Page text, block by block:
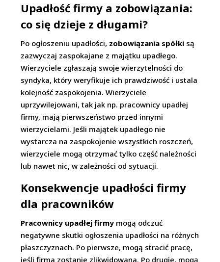
Upadłość firmy a zobowiązania:
co się dzieje z długami?
Po ogłoszeniu upadłości, zobowiązania spółki są
zazwyczaj zaspokajane z majątku upadłego.
Wierzyciele zgłaszają swoje wierzytelności do
syndyka, który weryfikuje ich prawdziwość i ustala
kolejność zaspokojenia. Wierzyciele
uprzywilejowani, tak jak np. pracownicy upadłej
firmy, mają pierwszeństwo przed innymi
wierzycielami. Jeśli majątek upadłego nie
wystarcza na zaspokojenie wszystkich roszczeń,
wierzyciele mogą otrzymać tylko część należności
lub nawet nic, w zależności od sytuacji.
Konsekwencje upadłości firmy
dla pracowników
Pracownicy upadłej firmy mogą odczuć
negatywne skutki ogłoszenia upadłości na różnych
płaszczyznach. Po pierwsze, mogą stracić pracę,
jeśli firma zostanie zlikwidowana. Po drugie, mogą